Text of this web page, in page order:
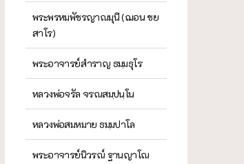
พระพรหมพัชรญาณมุนี (ฌอน ชย
สาโร)
พระอาจารย์สำราญ ธมฺมธุโร
หลวงพ่อจรัล จรณสมฺปนฺโน
หลวงพ่อสมหมาย ธมฺมปาโล
พระอาจารย์นิวรณ์ ฐานญาโณ